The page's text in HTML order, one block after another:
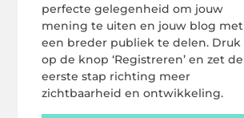
perfecte gelegenheid om jouw
mening te uiten en jouw blog met
een breder publiek te delen. Druk
op de knop ‘Registreren’ en zet de
eerste stap richting meer
zichtbaarheid en ontwikkeling.